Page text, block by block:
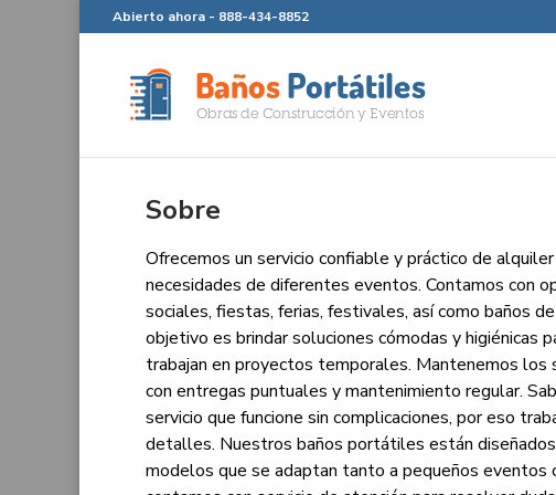
Abierto ahora - 888-434-8852
Sobre
Ofrecemos un servicio confiable y práctico de
necesidades de diferentes eventos. Contamos con
sociales, fiestas, ferias, festivales, así como baños
objetivo es brindar soluciones cómodas y higiénicas
trabajan en proyectos temporales. Mantenemos los
con entregas puntuales y mantenimiento regular.
servicio que funcione sin complicaciones, por eso
detalles. Nuestros baños portátiles están diseñados
modelos que se adaptan tanto a pequeños eventos